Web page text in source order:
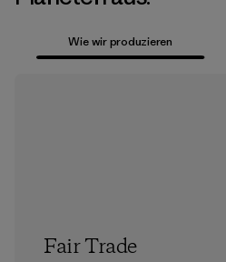
Wie wir produzieren
Fair Trade